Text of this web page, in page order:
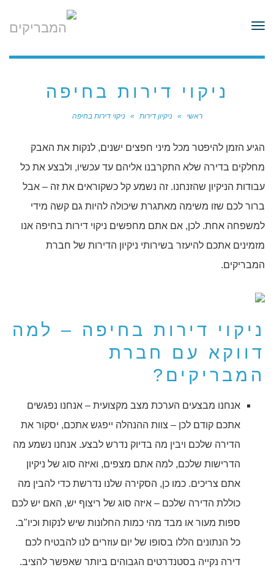
תפריט
ניקוי דירות בחיפה
ראשי » ניקיון דירות » ניקוי דירות בחיפה
הגיע הזמן להיפטר מכל מיני חפצים ישנים, לנקות את האבק
מחלקים בדירה שלא התקרבנו אליהם עד עכשיו, ולבצע את כל
עבודות הניקיון שהזנחנו. זה נשמע קל כשקוראים את זה – אבל
ברור לכם שזו משימה מאתגרת שיכולה להיות גם קשה מידי
למשפחה אחת. לכן, אם אתם מחפשים ניקוי דירות בחיפה אנו
מזמינים אתכם להיעזר בשירותי ניקיון הדירות של חברת
המבריקים.
ניקוי דירות בחיפה – למה
דווקא עם חברת
המבריקים?
אנחנו מבצעים הערכת מצב מקצועית – אנחנו נפגשים
אתכם קודם לכן – צוות ההנהלה ייפגש אתכם, יסקור את
הדירה שלכם ויבין מה בדיוק נדרש לבצע. אנחנו נשמע מה
הדרישות שלכם, למה אתם מצפים, ואיזה סוג של ניקיון
אתם צריכים. כמו כן, הסקירה שלנו נדרשת כדי להבין מה
כוללת הדירה שלכם – איזה סוג של ריצוף יש, האם יש לכם
ספות מעור או מבד מהי כמות החלונות שיש לנקות וכיו"ב.
כל הנתונים הללו בסופו של יום עוזרים לנו להבטיח לכם
דירה נקייה בסטנדרטים הגבוהים ביותר שאפשר להציב.